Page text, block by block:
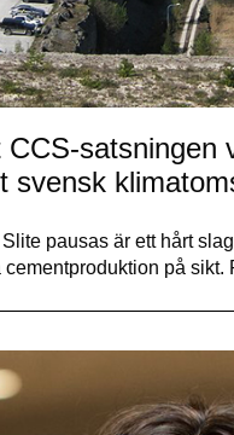
satsningen
svensk
pausas är ett hårt
på